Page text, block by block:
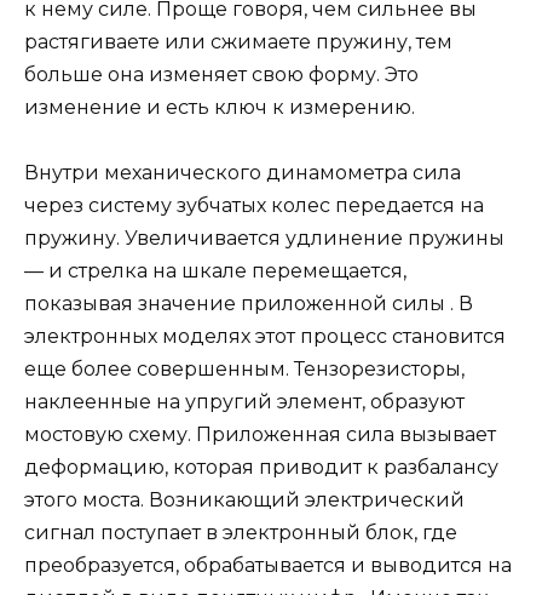
к нему силе. Проще говоря, чем сильнее вы
растягиваете или сжимаете пружину, тем
больше она изменяет свою форму. Это
изменение и есть ключ к измерению.
Внутри механического динамометра сила
через систему зубчатых колес передается на
пружину. Увеличивается удлинение пружины
— и стрелка на шкале перемещается,
показывая значение приложенной силы . В
электронных моделях этот процесс становится
еще более совершенным. Тензорезисторы,
наклеенные на упругий элемент, образуют
мостовую схему. Приложенная сила вызывает
деформацию, которая приводит к разбалансу
этого моста. Возникающий электрический
сигнал поступает в электронный блок, где
преобразуется, обрабатывается и выводится на